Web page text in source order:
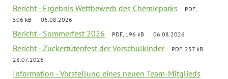
Bericht - Ergebnis Wettbewerb des Chemieparks
PDF,
506 kB
06.08.2026
Bericht - Sommerfest 2026 PDF, 196 kB 06.08.2026
Bericht - Zuckertütenfest der Vorschulkinder
PDF, 257 kB
28.07.2026
Information - Vorstellung eines neuen Team-Mitglieds